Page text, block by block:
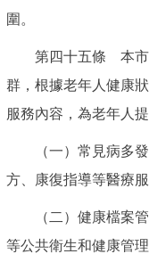
圍。
第四十五條 本市將
群，根據老年人健康
服務內容，為老年人
（一）常見病多發
方、康復指導等醫療服
（二）健康檔案管
等公共衛生和健康管理